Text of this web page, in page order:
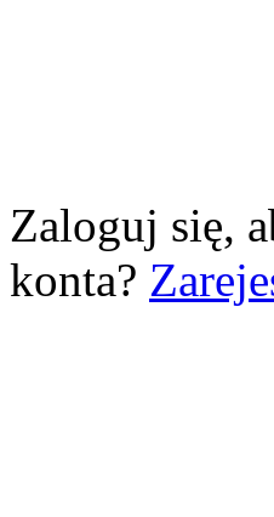
Zaloguj się,
konta?